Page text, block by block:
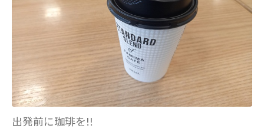
出発前に珈琲を!!